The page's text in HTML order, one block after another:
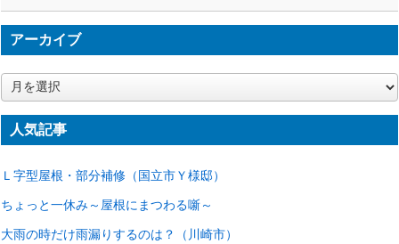
アーカイブ
ア
ー
カ
イ人気記事
Ｌ字型屋根・部分補修（国立市Ｙ様邸）
ちょっと一休み～屋根にまつわる噺～
大雨の時だけ雨漏りするのは？（川崎市）